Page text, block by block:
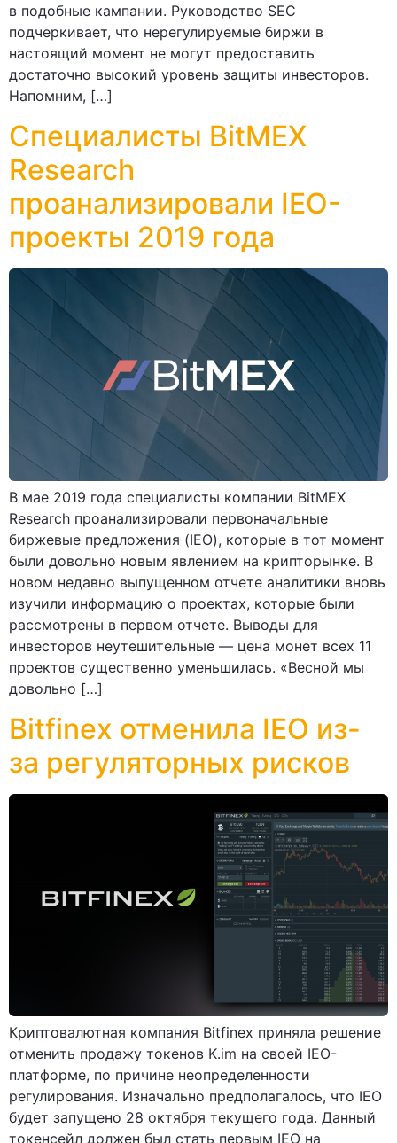
в подобные кампании. Руководство SEC
подчеркивает, что нерегулируемые биржи в
настоящий момент не могут предоставить
достаточно высокий уровень защиты инвесторов.
Напомним, […]
Специалисты BitMEX
Research
проанализировали IEO-
проекты 2019 года
В мае 2019 года специалисты компании BitMEX
Research проанализировали первоначальные
биржевые предложения (IEO), которые в тот момент
были довольно новым явлением на крипторынке. В
новом недавно выпущенном отчете аналитики вновь
изучили информацию о проектах, которые были
рассмотрены в первом отчете. Выводы для
инвесторов неутешительные — цена монет всех 11
проектов существенно уменьшилась. «Весной мы
довольно […]
Bitfinex отменила IEO из-
за регуляторных рисков
Криптовалютная компания Bitfinex приняла решение
отменить продажу токенов K.im на своей IEO-
платформе, по причине неопределенности
регулирования. Изначально предполагалось, что IEO
будет запущено 28 октября текущего года. Данный
токенсейл должен был стать первым IEO на